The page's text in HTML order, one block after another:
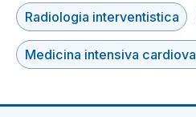
Radiologia interventistica
Medicina intensiva